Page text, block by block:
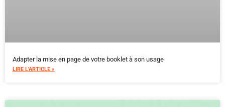
Adapter la mise en page de votre booklet à son usage
LIRE L'ARTICLE »